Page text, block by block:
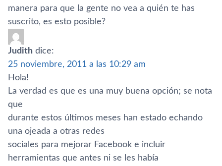
manera para que la gente no vea a quién te has
suscrito, es esto posible?
Judith dice:
25 noviembre, 2011 a las 10:29 am
Hola!
La verdad es que es una muy buena opción; se nota
que
durante estos últimos meses han estado echando
una ojeada a otras redes
sociales para mejorar Facebook e incluir
herramientas que antes ni se les habí­a